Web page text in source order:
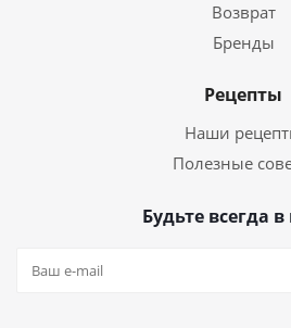
Возврат
Бренды
Рецепты
Наши
Полезные
Будьте всегда в